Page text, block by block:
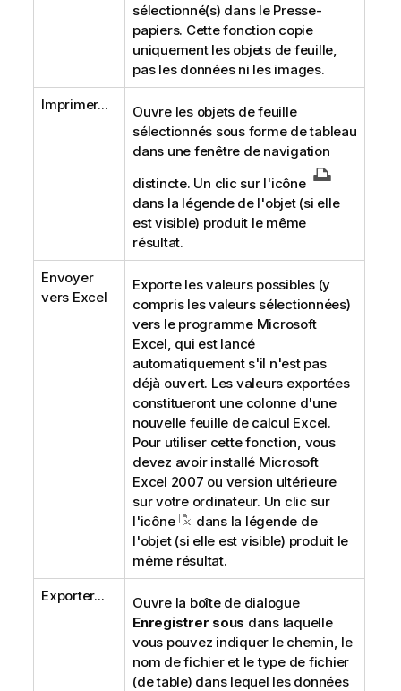
sélectionné(s) dans le Presse-
papiers. Cette fonction copie
uniquement les objets de feuille,
pas les données ni les images.
Imprimer...
Ouvre les objets de feuille
sélectionnés sous forme de tableau
dans une fenêtre de navigation
distincte. Un clic sur l'icône
dans la légende de l'objet (si elle
est visible) produit le même
résultat.
Envoyer
vers Excel
Exporte les valeurs possibles (y
compris les valeurs sélectionnées)
vers le programme Microsoft
Excel, qui est lancé
automatiquement s'il n'est pas
déjà ouvert. Les valeurs exportées
constitueront une colonne d'une
nouvelle feuille de calcul Excel.
Pour utiliser cette fonction, vous
devez avoir installé Microsoft
Excel 2007 ou version ultérieure
sur votre ordinateur. Un clic sur
l'icône
dans la légende de
l'objet (si elle est visible) produit le
même résultat.
Exporter...
Ouvre la boîte de dialogue
Enregistrer sous dans laquelle
vous pouvez indiquer le chemin, le
nom de fichier et le type de fichier
(de table) dans lequel les données